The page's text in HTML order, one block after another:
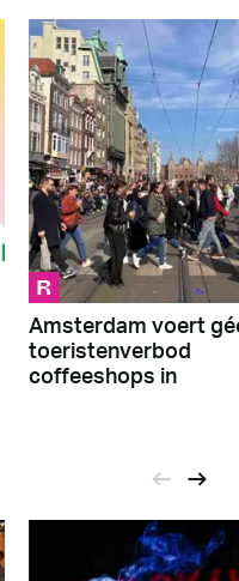
R
Amsterdam voert
toeristenverbod
coffeeshops in